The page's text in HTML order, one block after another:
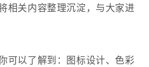
相关内容整理沉淀，与大家进
可以了解到：图标设计、色彩